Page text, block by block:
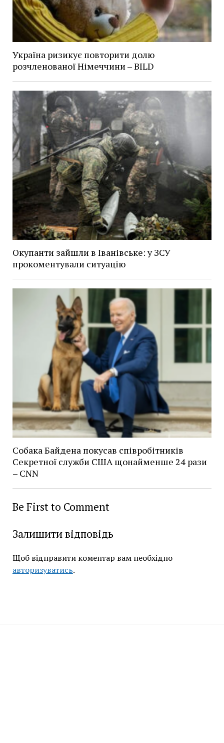
Україна ризикує повторити долю
розчленованої Німеччини – BILD
Окупанти зайшли в Іванівське: у ЗСУ
прокоментували ситуацію
Собака Байдена покусав співробітників
Секретної служби США щонайменше 24 рази
– CNN
Be First to Comment
Залишити відповідь
Щоб відправити коментар вам необхідно
авторизуватись.